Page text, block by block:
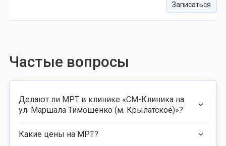
Записаться
Частые вопросы
Делают ли МРТ в клинике «СМ-Клиника на
ул. Маршала Тимошенко (м. Крылатское)»?
Какие цены на МРТ?